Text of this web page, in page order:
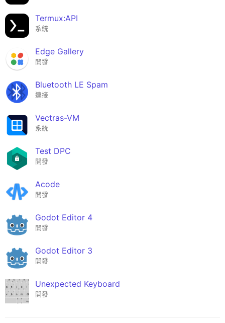
Termux:API
系統
Edge Gallery
開發
Bluetooth LE Spam
連接
Vectras-VM
系統
Test DPC
開發
Acode
開發
Godot Editor 4
開發
Godot Editor 3
開發
Unexpected Keyboard
開發